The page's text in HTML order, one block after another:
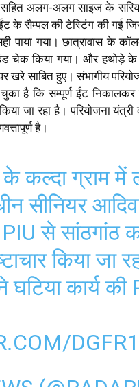
सहित अलग-अलग साइज के
के सैम्पल की टेस्टिंग की गई
पाया गया। छात्रावास के
चेक किया गया। और
खरे साबित हुए। संभागीय
है कि सम्पूर्ण ईंट
जा रहा है। परियोजना
है।
के कल्दा ग्राम
सीनियर
PIU से सांठगांठ
किया जा
घटिया कार्य